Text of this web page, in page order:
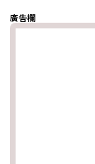
廣告欄